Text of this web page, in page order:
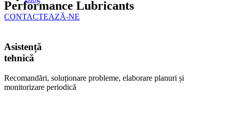
CONTACTEAZĂ-NE
Performance Lubricants
Asistență
tehnică
Recomandări, soluționare probleme, elaborare planuri și
monitorizare periodică